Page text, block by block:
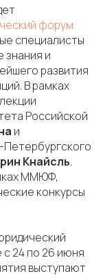
форум
специалисты
и
развития
В рамках
Российской
и
Петербургского
Кнайсль.
ММЮФ,
конкурсы
24 по 26 июня
выступают